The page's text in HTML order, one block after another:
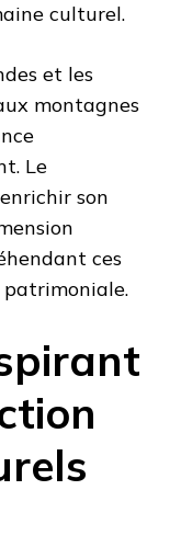
culturel.
et les
montagnes
Le
son
ces
patrimoniale.